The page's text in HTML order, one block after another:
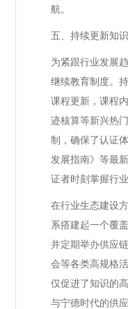
航。
五、持续更新知
为紧跟行业发展
继续教育制度。
课程更新，课程
迹核算等新兴热
制，确保了认证
发展指南》等最
证者时刻掌握行
在行业生态建设
系搭建起一个覆
并定期举办供应
会等各类高规格
仅促进了知识的
与宁德时代的供